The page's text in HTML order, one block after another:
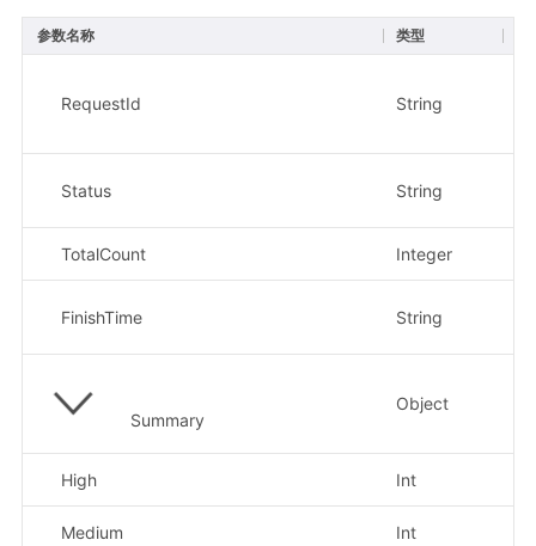
参数名称 类型
RequestId String
Status String
TotalCount Integer
FinishTime String
Summary
Object
High Int
Medium Int